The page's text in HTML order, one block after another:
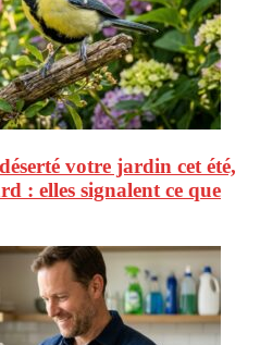
votre jardin cet été,
: elles signalent ce que